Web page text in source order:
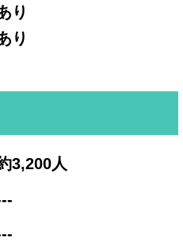
り
り
3,200人